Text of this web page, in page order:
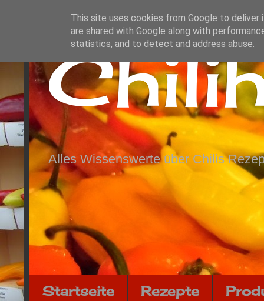
Alles Wissenswerte über Chilis
Startseite Rezepte
This site uses cookies from Google to deliver
are shared with Google along with
statistics, and to detect and address abuse.